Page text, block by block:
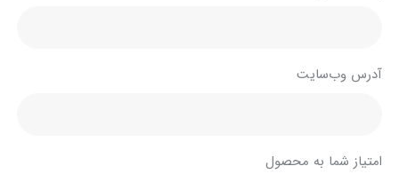
آدرس وب‌سایت
امتیاز شما به محصول